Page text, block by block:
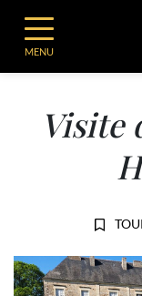
contenu
MENU
Office de Tourisme
Agenda
Visite